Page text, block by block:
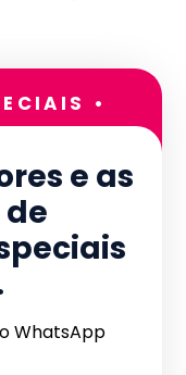
•
e as
WhatsApp